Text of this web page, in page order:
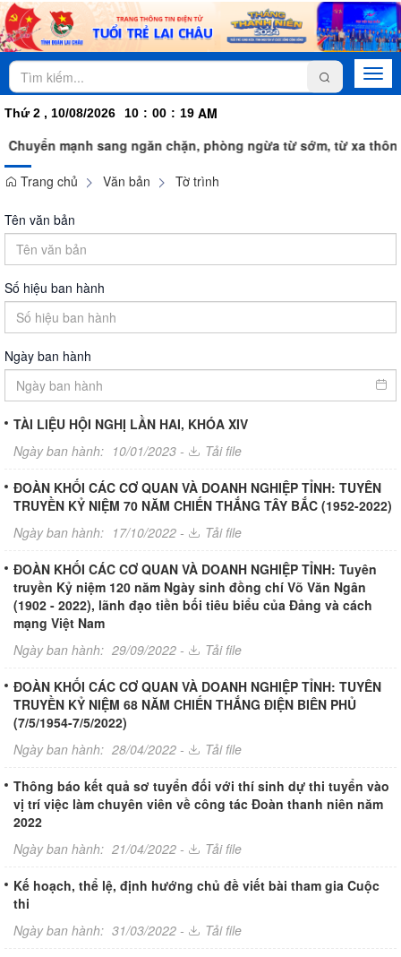
Thứ 2 , 10/08/2026 10 : 00 : 19 AM
Chuyển mạnh sang ngăn chặn, phòng ngừa từ sớm, từ xa
Trang chủ
Văn bản Tờ trình
Tên văn bản
Số hiệu ban hành
Ngày ban hành
TÀI LIỆU HỘI NGHỊ LẦN HAI, KHÓA XIV
Ngày ban hành: 10/01/2023 - Tải file
ĐOÀN KHỐI CÁC CƠ QUAN VÀ DOANH NGHIỆP TỈNH: TUYÊN
TRUYỀN KỶ NIỆM 70 NĂM CHIẾN THẮNG TÂY BẮC (1952-2022)
Ngày ban hành: 17/10/2022 - Tải file
ĐOÀN KHỐI CÁC CƠ QUAN VÀ DOANH NGHIỆP TỈNH: Tuyên
truyền Kỷ niệm 120 năm Ngày sinh đồng chí Võ Văn Ngân
(1902 - 2022), lãnh đạo tiền bối tiêu biểu của Đảng và cách
mạng Việt Nam
Ngày ban hành: 29/09/2022 - Tải file
ĐOÀN KHỐI CÁC CƠ QUAN VÀ DOANH NGHIỆP TỈNH: TUYÊN
TRUYỀN KỶ NIỆM 68 NĂM CHIẾN THẮNG ĐIỆN BIÊN PHỦ
(7/5/1954-7/5/2022)
Ngày ban hành: 28/04/2022 - Tải file
Thông báo kết quả sơ tuyển đối với thí sinh dự thi tuyển vào
vị trí việc làm chuyên viên về công tác Đoàn thanh niên năm
2022
Ngày ban hành: 21/04/2022 - Tải file
Kế hoạch, thể lệ, định hướng chủ đề viết bài tham gia Cuộc
thi
Ngày ban hành: 31/03/2022 - Tải file